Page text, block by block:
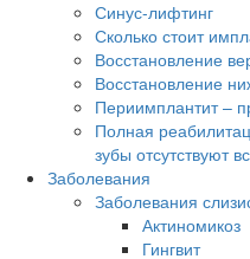
Синус-лифтинг
Сколько стоит
Восстановление
Восстановление
Периимплантит –
Полная
зубы отсутствуют
Заболевания
Заболевания
Актиномикоз
Гингвит